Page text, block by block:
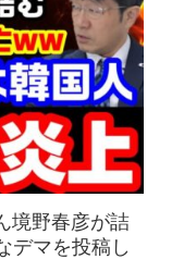
境野春彦が詰
デマを投稿し